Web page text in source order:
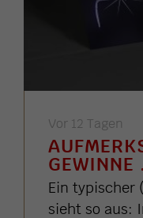
Vor 12 Tagen
GEWINNE
Ein typischer
sieht so aus: